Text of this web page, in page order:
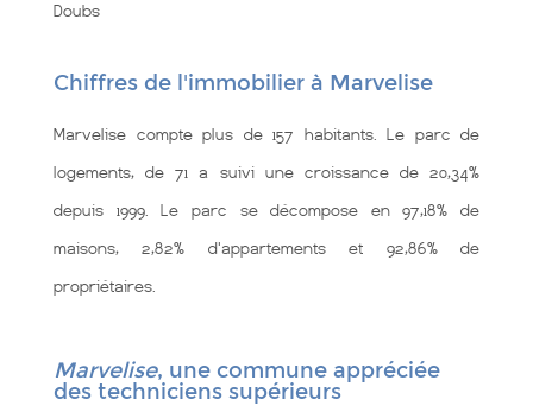
Doubs
Chiffres de l'immobilier à Marvelise
Marvelise compte plus de 157 habitants. Le parc de
logements, de 71 a suivi une croissance de 20,34%
depuis 1999. Le parc se décompose en 97,18% de
maisons, 2,82% d'appartements et 92,86% de
propriétaires.
Marvelise, une commune appréciée
des techniciens supérieurs